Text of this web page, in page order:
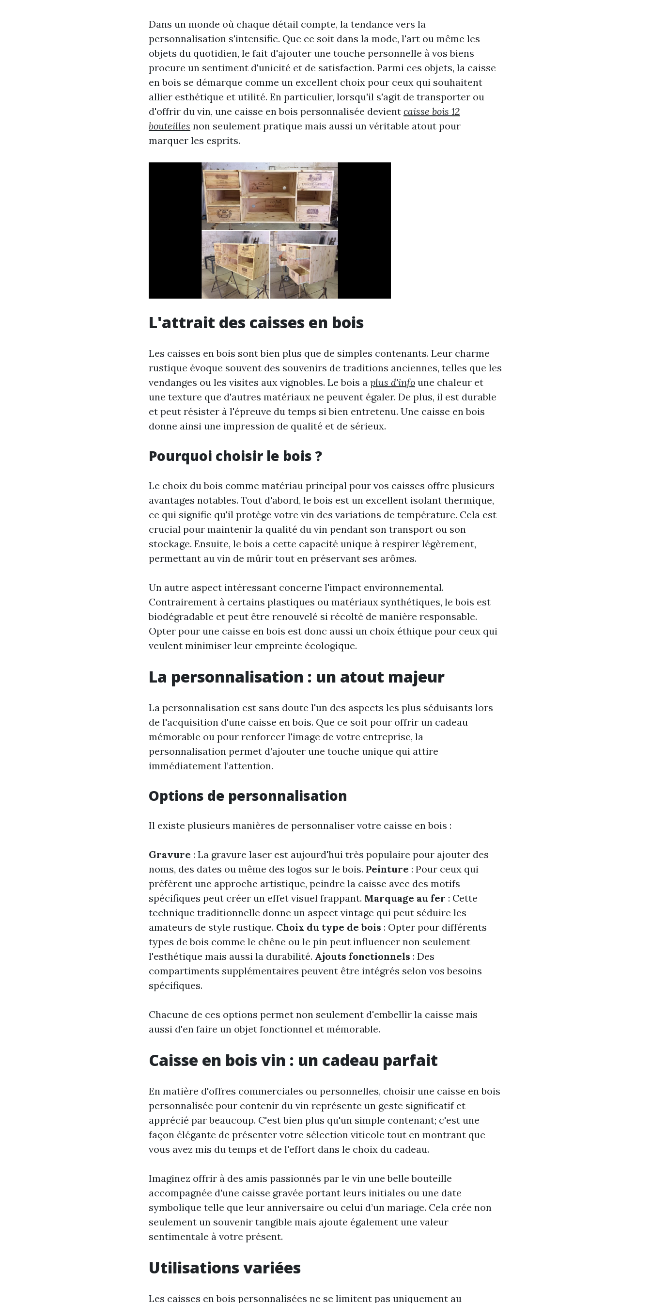
Dans un monde où chaque détail compte, la tendance vers la
personnalisation s'intensifie. Que ce soit dans la mode, l'art ou même les
objets du quotidien, le fait d'ajouter une touche personnelle à vos biens
procure un sentiment d'unicité et de satisfaction. Parmi ces objets, la caisse
en bois se démarque comme un excellent choix pour ceux qui souhaitent
allier esthétique et utilité. En particulier, lorsqu'il s'agit de transporter ou
d'offrir du vin, une caisse en bois personnalisée devient caisse bois 12
bouteilles non seulement pratique mais aussi un véritable atout pour
marquer les esprits.
L'attrait des caisses en bois
Les caisses en bois sont bien plus que de simples contenants. Leur charme
rustique évoque souvent des souvenirs de traditions anciennes, telles que les
vendanges ou les visites aux vignobles. Le bois a plus d'info une chaleur et
une texture que d'autres matériaux ne peuvent égaler. De plus, il est durable
et peut résister à l'épreuve du temps si bien entretenu. Une caisse en bois
donne ainsi une impression de qualité et de sérieux.
Pourquoi choisir le bois ?
Le choix du bois comme matériau principal pour vos caisses offre plusieurs
avantages notables. Tout d'abord, le bois est un excellent isolant thermique,
ce qui signifie qu'il protège votre vin des variations de température. Cela est
crucial pour maintenir la qualité du vin pendant son transport ou son
stockage. Ensuite, le bois a cette capacité unique à respirer légèrement,
permettant au vin de mûrir tout en préservant ses arômes.
Un autre aspect intéressant concerne l'impact environnemental.
Contrairement à certains plastiques ou matériaux synthétiques, le bois est
biodégradable et peut être renouvelé si récolté de manière responsable.
Opter pour une caisse en bois est donc aussi un choix éthique pour ceux qui
veulent minimiser leur empreinte écologique.
La personnalisation : un atout majeur
La personnalisation est sans doute l'un des aspects les plus séduisants lors
de l'acquisition d'une caisse en bois. Que ce soit pour offrir un cadeau
mémorable ou pour renforcer l'image de votre entreprise, la
personnalisation permet d’ajouter une touche unique qui attire
immédiatement l’attention.
Options de personnalisation
Il existe plusieurs manières de personnaliser votre caisse en bois :
Gravure : La gravure laser est aujourd'hui très populaire pour ajouter des
noms, des dates ou même des logos sur le bois. Peinture : Pour ceux qui
préfèrent une approche artistique, peindre la caisse avec des motifs
spécifiques peut créer un effet visuel frappant. Marquage au fer : Cette
technique traditionnelle donne un aspect vintage qui peut séduire les
amateurs de style rustique. Choix du type de bois : Opter pour différents
types de bois comme le chêne ou le pin peut influencer non seulement
l'esthétique mais aussi la durabilité. Ajouts fonctionnels : Des
compartiments supplémentaires peuvent être intégrés selon vos besoins
spécifiques.
Chacune de ces options permet non seulement d'embellir la caisse mais
aussi d'en faire un objet fonctionnel et mémorable.
Caisse en bois vin : un cadeau parfait
En matière d'offres commerciales ou personnelles, choisir une caisse en bois
personnalisée pour contenir du vin représente un geste significatif et
apprécié par beaucoup. C'est bien plus qu'un simple contenant; c'est une
façon élégante de présenter votre sélection viticole tout en montrant que
vous avez mis du temps et de l'effort dans le choix du cadeau.
Imaginez offrir à des amis passionnés par le vin une belle bouteille
accompagnée d'une caisse gravée portant leurs initiales ou une date
symbolique telle que leur anniversaire ou celui d’un mariage. Cela crée non
seulement un souvenir tangible mais ajoute également une valeur
sentimentale à votre présent.
Utilisations variées
Les caisses en bois personnalisées ne se limitent pas uniquement au